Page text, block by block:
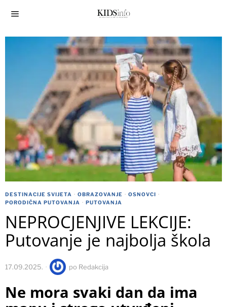
DESTINACIJE SVIJETA · OBRAZOVANJE · OSNOVCI ·
PORODIČNA PUTOVANJA · PUTOVANJA
NEPROCJENJIVE LEKCIJE:
Putovanje je najbolja škola
17.09.2025. po Redakcija
Ne mora svaki dan da ima